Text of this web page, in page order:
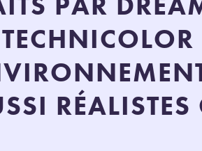
TECHNICOLOR